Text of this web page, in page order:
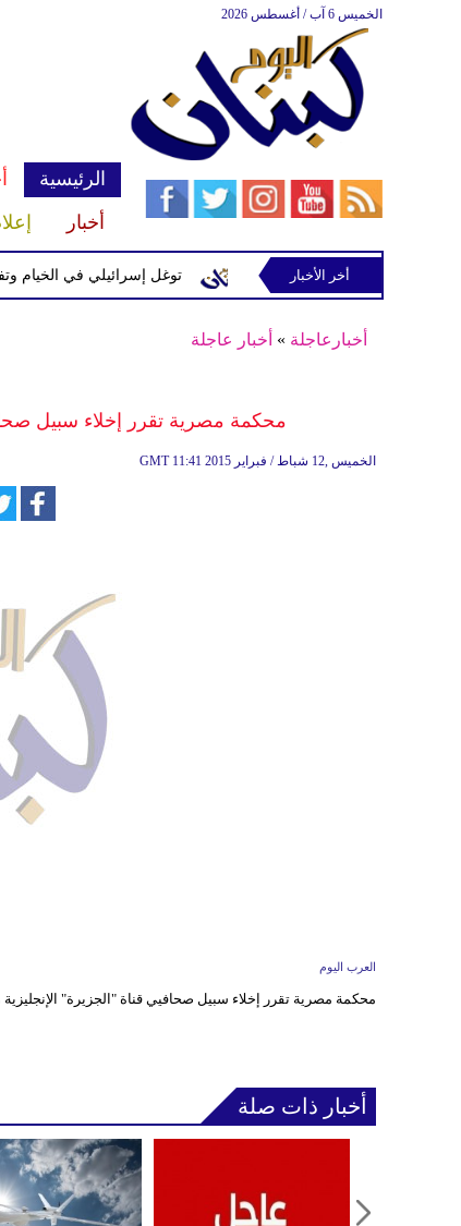
الخميس 6 آب / أغسطس 2026
الرئيسية
أخبار
توغل إسرائيلي في الخيام وتفجيرات في رب ثلاثين
أخر الأخبار
أخبارعاجلة » أخبار عاجلة
محكمة مصرية تقرر إخلاء سبيل
GMT 11:41 2015 الخميس ,12 شباط / فبراير
العرب اليوم
محكمة مصرية تقرر إخلاء سبيل صحافيي قناة "الجزيرة"
أخبار ذات صلة